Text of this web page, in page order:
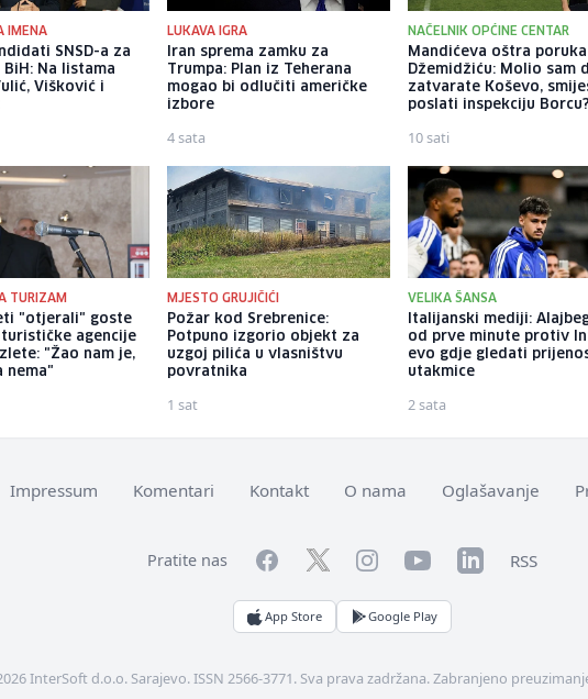
IMENA
SNSD-a za
BiH: Na listama
Višković i
LUKAVA IGRA
Iran sprema zamku za
Trumpa: Plan iz Teherana
mogao bi odlučiti američke
izbore
4 sata
NAČELNIK OPĆINE CENTAR
Mandićeva oštra poruka
Džemidžiću: Molio sam
zatvarate Koševo,
poslati inspekciju Borcu?
10 sati
TURIZAM
"otjerali" goste
turističke agencije
"Žao nam je,
nema"
MJESTO GRUJIČIĆI
Požar kod Srebrenice:
Potpuno izgorio objekt za
uzgoj pilića u vlasništvu
povratnika
1 sat
VELIKA ŠANSA
Italijanski mediji:
od prve minute protiv
evo gdje gledati
utakmice
2 sata
Impressum Komentari Kontakt O nama Oglašavanje
Pratite nas FacebookTwitterInstagramYouTubeLinkedInRSS
App Store Google Play
InterSoft d.o.o. Sarajevo. ISSN 2566-3771. Sva prava zadržana. Zabranjeno